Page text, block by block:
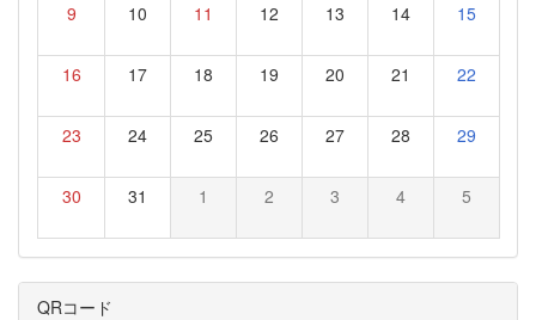
9 10 11 12 13 14 15
16 17 18 19 20 21 22
23 24 25 26 27 28 29
30 31 1 2 3 4 5
QRコード